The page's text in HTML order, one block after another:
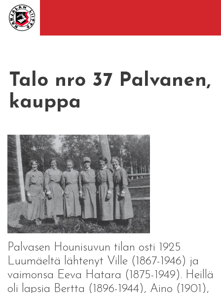
Talo nro 37 Palvanen,
kauppa
Palvasen Hounisuvun tilan osti 1925
Luumäeltä lähtenyt Ville (1867-1946) ja
vaimonsa Eeva Hatara (1875-1949). Heillä
oli lapsia Bertta (1896-1944), Aino (1901),